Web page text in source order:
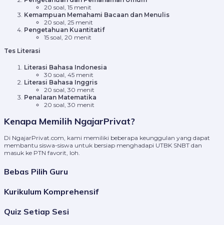
20 soal, 15 menit
Kemampuan Memahami Bacaan dan Menulis
20 soal, 25 menit
Pengetahuan Kuantitatif
15 soal, 20 menit
Tes Literasi
Literasi Bahasa Indonesia
30 soal, 45 menit
Literasi Bahasa Inggris
20 soal, 30 menit
Penalaran Matematika
20 soal, 30 menit
Kenapa Memilih NgajarPrivat?
Di NgajarPrivat.com, kami memiliki beberapa keunggulan yang dapat
membantu siswa-siswa untuk bersiap menghadapi UTBK SNBT dan
masuk ke PTN favorit, loh.
Bebas Pilih Guru
Kurikulum Komprehensif
Quiz Setiap Sesi